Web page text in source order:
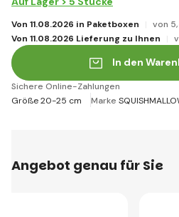
Von 11.08.2026 in Paketboxen von 5
Von 11.08.2026 Lieferung zu Ihnen
In den
Sichere Online-Zahlungen
Größe 20-25 cm
Marke
Angebot genau für Sie